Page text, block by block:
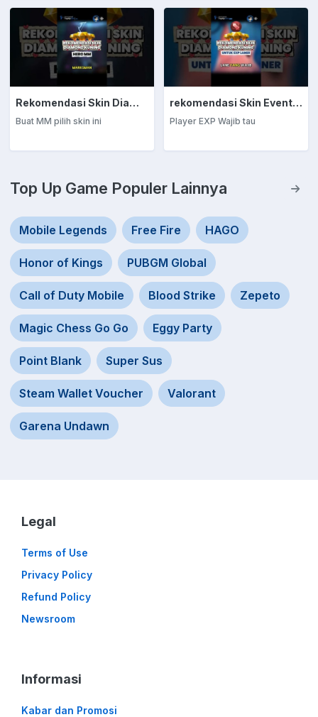
Rekomendasi Skin Diamond Kuning: Marksman
Buat MM pilih skin ini
rekomendasi Skin Event Diamond Kuning: EXP Laner
Player EXP Wajib tau
Top Up Game Populer Lainnya
Mobile Legends Free Fire HAGO
Honor of Kings PUBGM Global
Call of Duty Mobile Blood Strike Zepeto
Magic Chess Go Go Eggy Party
Point Blank Super Sus
Steam Wallet Voucher Valorant
Garena Undawn
Legal
Terms of Use
Privacy Policy
Refund Policy
Newsroom
Informasi
Kabar dan Promosi